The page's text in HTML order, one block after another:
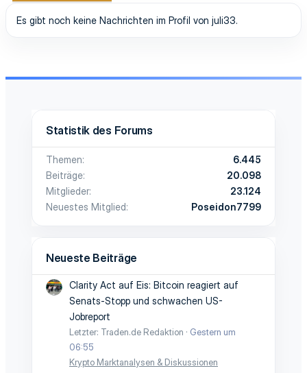
Es gibt noch keine Nachrichten im Profil von juli33.
Statistik des Forums
Themen
6.445
Beiträge
20.098
Mitglieder
23.124
Neuestes Mitglied
Poseidon7799
Neueste Beiträge
Clarity Act auf Eis: Bitcoin reagiert auf
Senats-Stopp und schwachen US-
Jobreport
Letzter: Traden.de Redaktion
Gestern um
06:55
Krypto Marktanalysen & Diskussionen